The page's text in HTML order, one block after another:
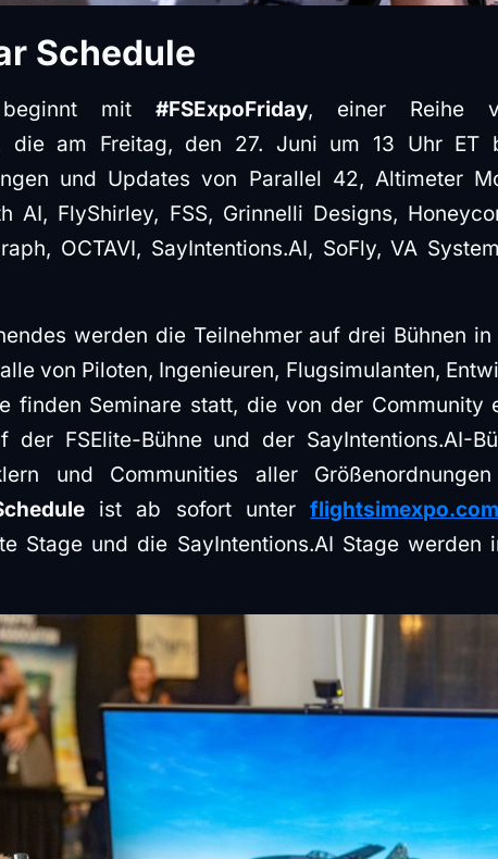
Schedule
beginnt mit #FSExpoFriday, einer Reihe
die am Freitag, den 27. Juni um 13 Uhr ET
und Updates von Parallel 42, Altimeter
AI, FlyShirley, FSS, Grinnelli Designs,
OCTAVI, SayIntentions.AI, SoFly, VA
werden die Teilnehmer auf drei Bühnen
von Piloten, Ingenieuren, Flugsimulanten,
finden Seminare statt, die von der Community
der FSElite-Bühne und der SayIntentions.AI-
und Communities aller
ist ab sofort unter
Stage und die SayIntentions.AI Stage werden